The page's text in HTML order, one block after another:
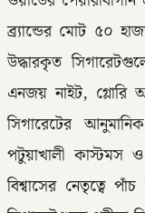
ব্র্যান্ডের মোট ৫০
উদ্ধারকৃত
এনজয় নাইট,
সিগারেটের
পটুয়াখালী কাস্টমস
বিশ্বাসের নেতৃত্বে